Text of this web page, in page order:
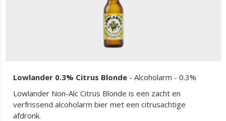
Lowlander 0.3% Citrus Blonde - Alcoholarm - 0.3%
Lowlander Non-Alc Citrus Blonde is een zacht en
verfrissend alcoholarm bier met een citrusachtige
afdronk.